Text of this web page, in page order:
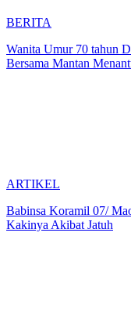
BERITA
Wanita Umur 70 tahun
Bersama Mantan
ARTIKEL
Babinsa Koramil 07/
Kakinya Akibat Jatuh